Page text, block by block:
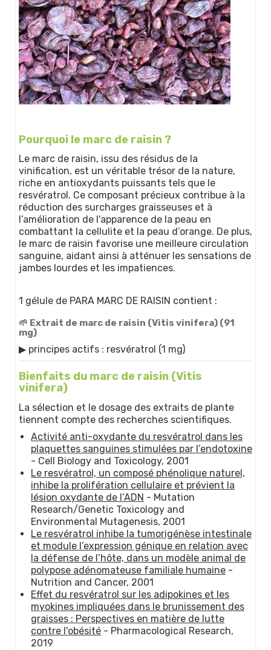
Pourquoi le marc de raisin ?
Le marc de raisin, issu des résidus de la
vinification, est un véritable trésor de la nature,
riche en antioxydants puissants tels que le
resvératrol. Ce composant précieux contribue à la
réduction des surcharges graisseuses et à
l’amélioration de l'apparence de la peau en
combattant la cellulite et la peau d’orange. De plus,
le marc de raisin favorise une meilleure circulation
sanguine, aidant ainsi à atténuer les sensations de
jambes lourdes et les impatiences.
1 gélule de PARA MARC DE RAISIN contient :
🌱 Extrait de marc de raisin (Vitis vinifera) (91
mg)
▶ principes actifs : resvératrol (1 mg)
Bienfaits du marc de raisin (Vitis
vinifera)
La sélection et le dosage des extraits de plante
tiennent compte des recherches scientifiques.
Activité anti-oxydante du resvératrol dans les
plaquettes sanguines stimulées par l’endotoxine
- Cell Biology and Toxicology, 2001
Le resvératrol, un composé phénolique naturel,
inhibe la prolifération cellulaire et prévient la
lésion oxydante de l’ADN - Mutation
Research/Genetic Toxicology and
Environmental Mutagenesis, 2001
Le resvératrol inhibe la tumorigénèse intestinale
et module l’expression génique en relation avec
la défense de l’hôte, dans un modèle animal de
polypose adénomateuse familiale humaine -
Nutrition and Cancer, 2001
Effet du resvératrol sur les adipokines et les
myokines impliquées dans le brunissement des
graisses : Perspectives en matière de lutte
contre l'obésité - Pharmacological Research,
2019